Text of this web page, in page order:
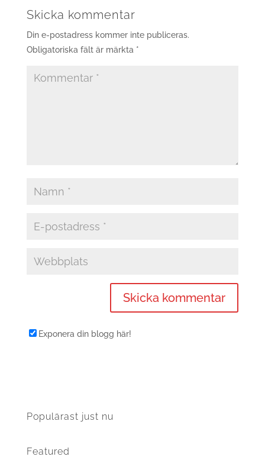
Skicka kommentar
Din e-postadress kommer inte publiceras.
Obligatoriska fält är märkta *
Exponera din blogg här!
Populärast just nu
Featured